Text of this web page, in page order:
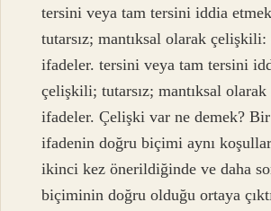
tersini veya tam tersini iddia
tutarsız; mantıksal olarak
ifadeler. tersini veya tam tersini
çelişkili; tutarsız; mantıksal
ifadeler. Çelişki var ne demek?
ifadenin doğru biçimi aynı
ikinci kez önerildiğinde ve daha
biçiminin doğru olduğu ortaya